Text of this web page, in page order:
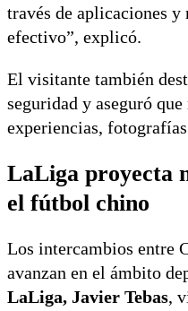
través de aplicaciones y
efectivo”, explicó.
El visitante también
seguridad y aseguró
experiencias,
LaLiga proyecta
el fútbol chino
Los intercambios entre
avanzan en el ámbito
LaLiga, Javier Tebas,